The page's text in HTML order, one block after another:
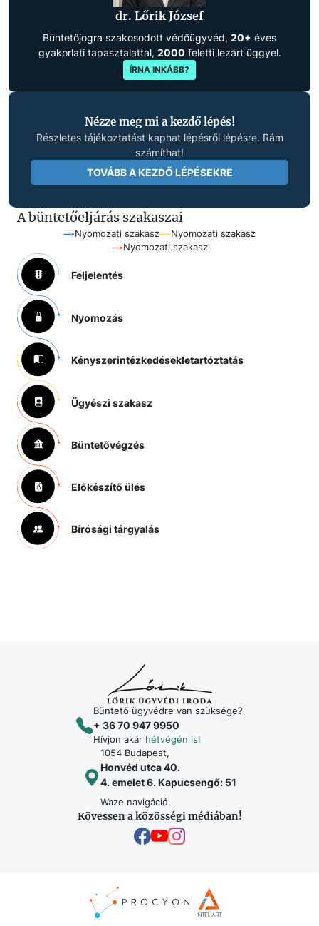
dr. Lőrik József
Büntetőjogra szakosodott védőügyvéd, 20+ éves
gyakorlati tapasztalattal, 2000 feletti lezárt üggyel.
ÍRNA INKÁBB?
Nézze meg mi a kezdő lépés!
Részletes tájékoztatást kaphat lépésről lépésre. Rám
számíthat!
TOVÁBB A KEZDŐ LÉPÉSEKRE
A büntetőeljárás szakaszai
Nyomozati szakasz
Nyomozati szakasz
Nyomozati szakasz
Feljelentés
Nyomozás
Kényszerintézkedésekletartóztatás
Ügyészi szakasz
Büntetővégzés
Előkészítő ülés
Bírósági tárgyalás
Büntető ügyvédre van szüksége?
+ 36 70 947 9950
Hívjon akár hétvégén is!
1054 Budapest,
Honvéd utca 40.
4. emelet 6. Kapucsengő: 51
Waze navigáció
Kövessen a közösségi médiában!